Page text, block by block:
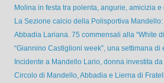
Molina in festa tra polenta, angurie, amicizia e
La Sezione calcio della Polisportiva Mandello:
Abbadia Lariana. 75 commensali alla “White
“Giannino Castiglioni week”, una settimana di
Incidente a Mandello Lario, donna investita da
Circolo di Mandello, Abbadia e Lierna di Fratelli